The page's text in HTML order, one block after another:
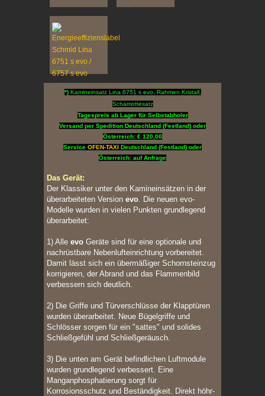
*) Kamineinsatz Lina 6751 s evo, Rahmen Kristall,
Schamottesatz
Tagespreis ab Lager für Selbstabholer
Versand per Spedition Deutschland (Festland) oder
Österreich: € 120,00
Service OFEN-TAXI Deutschland (Festland) oder
Österreich: auf Anfrage
Das Gerät:
Der Klassiker unter den Kamineinsätzen in der
überarbeiteten Version evo. Die neuen evo-
Modelle wurden in vielen Punkten grundlegend
überarbeitet:
1) Alle evo Geräte sind für eine optionale und
nachrüstbare Nebenlufteinrichtung vorbereitet.
Damit lässt sich ein übermäßiger Schornsteinzug
korrigieren, der Abrand und das Flammenbild
verbessern sich deutlich.
2) Die Griffe und Türverschlüsse der Klapptüren
wurden überarbeitet. Neue Bügelgriffe und
Schlösser sorgen für ein "sattes" und solides
Schließgefühl und Schließgeräusch.
3) Die unten am Gerät befindlichen Luftmodule
wurden grundlegend verbessert. Eine
Manganphosphatierung sorgt für
Korrosionsschutz und Beständigkeit. Direkt höhr-